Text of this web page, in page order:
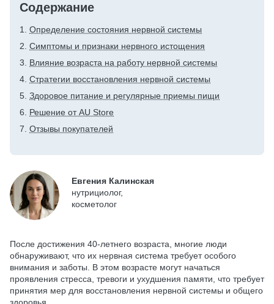
Содержание
Определение состояния нервной системы
Симптомы и признаки нервного истощения
Влияние возраста на работу нервной системы
Стратегии восстановления нервной системы
Здоровое питание и регулярные приемы пищи
Решение от AU Store
Отзывы покупателей
Евгения Калинская
нутрициолог,
косметолог
После достижения 40-летнего возраста, многие люди
обнаруживают, что их нервная система требует особого
внимания и заботы. В этом возрасте могут начаться
проявления стресса, тревоги и ухудшения памяти, что требует
принятия мер для восстановления нервной системы и общего